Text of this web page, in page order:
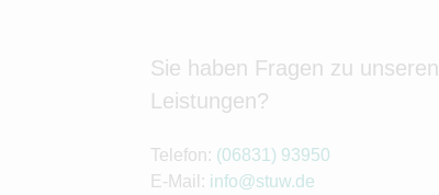
Sie haben Fragen zu unseren
Leistungen?
Telefon: (06831) 93950
E-Mail: info@stuw.de